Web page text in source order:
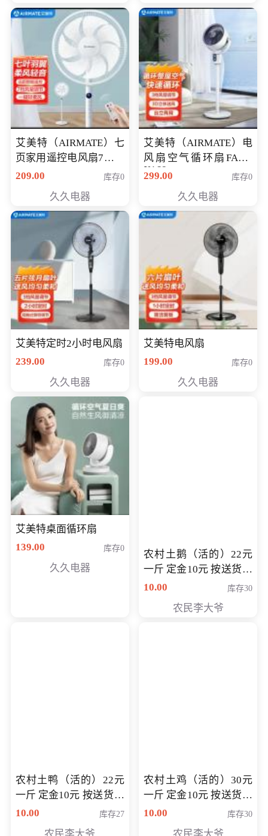
艾美特（AIRMATE）七
页家用遥控电风扇7档风
量空气循环摇头立式落
定时落地式风扇CS35-
R20
209.00 库存0
久久电器
艾美特（AIRMATE）电
风扇空气循环扇FA18-
X168
299.00 库存0
久久电器
艾美特定时2小时电风扇
239.00
库存0
久久电器
艾美特电风扇
199.00
库存0
久久电器
艾美特桌面循环扇
139.00
库存0
久久电器
农村土鹅（活的）22元
一斤 定金10元 按送货交
付时秤重计算货款 定金
10.00 库存30
农民李大爷
农村土鸭（活的）22元
一斤 定金10元 按送货交
付时秤重计算货款 定金
10.00 库存27
农村土鸡（活的）30元
一斤 定金10元 按送货交
付时秤重计算货款 定金
10.00 库存30